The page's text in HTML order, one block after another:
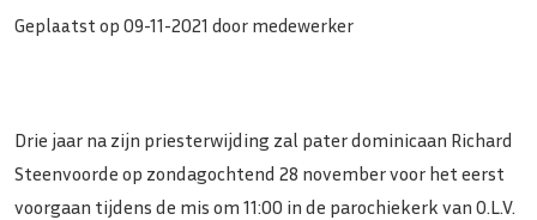
Geplaatst op 09-11-2021 door medewerker
Drie jaar na zijn priesterwijding zal pater dominicaan Richard
Steenvoorde op zondagochtend 28 november voor het eerst
voorgaan tijdens de mis om 11:00 in de parochiekerk van O.L.V.